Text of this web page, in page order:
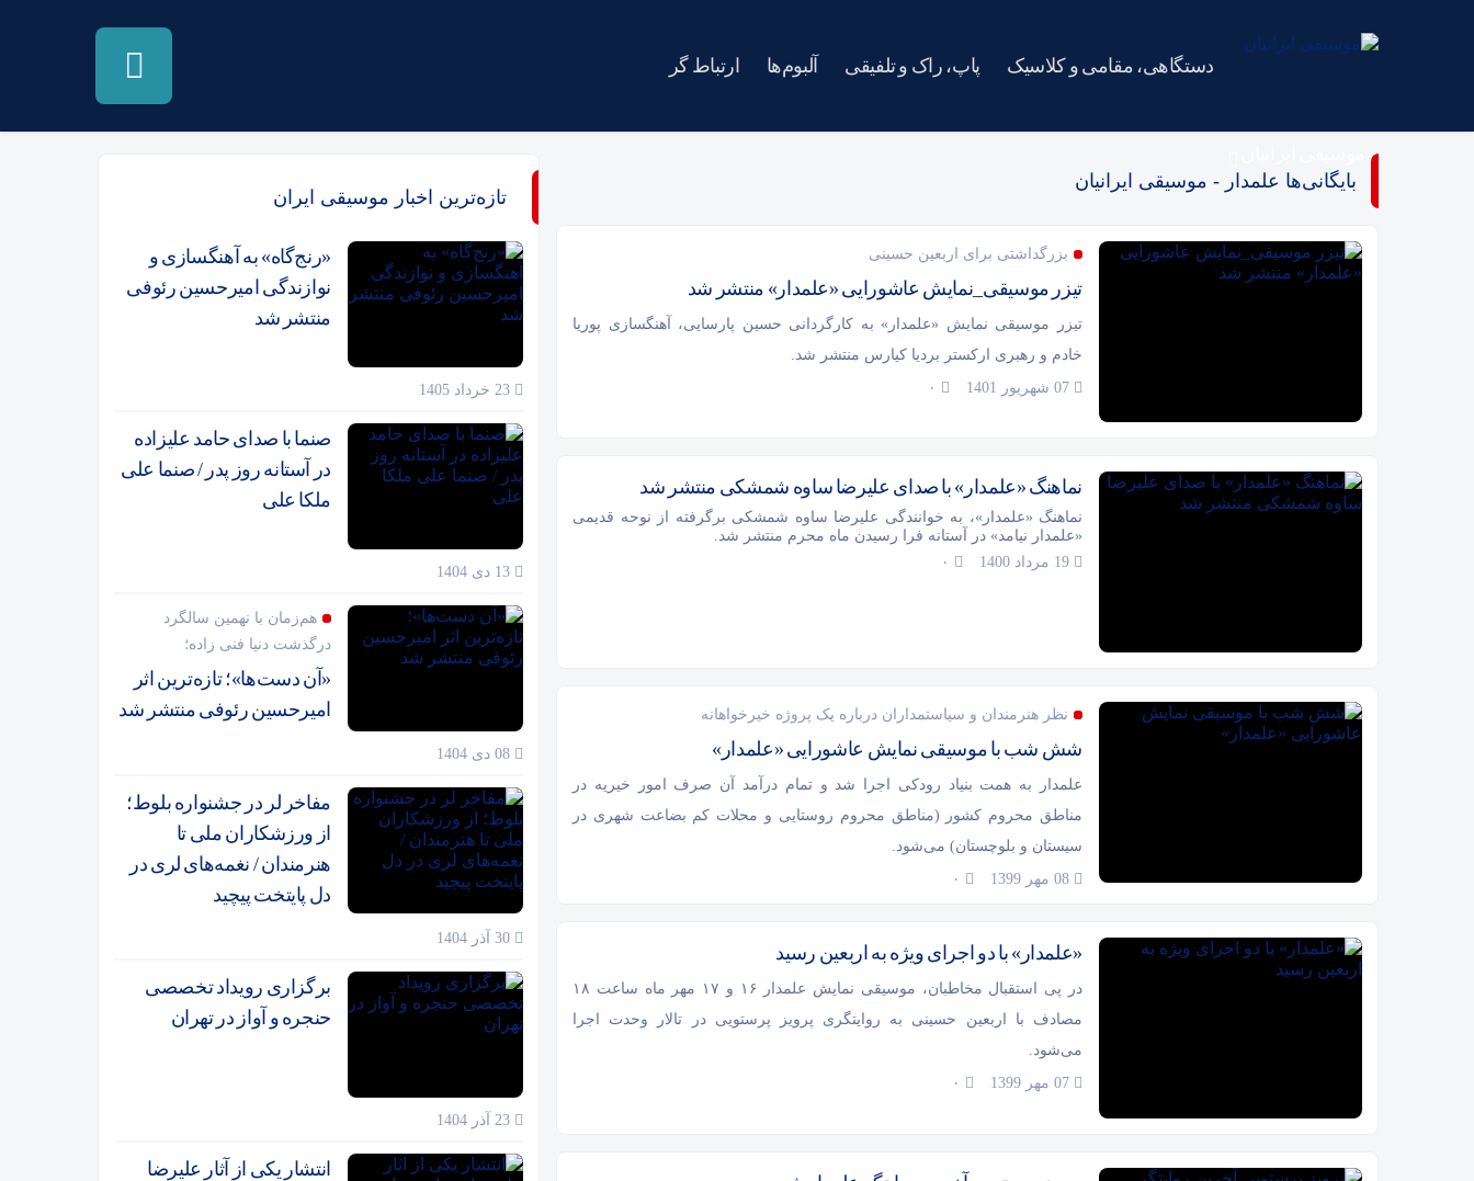
دستگاهی، مقامی و کلاسیک پاپ، راک و تلفیقی آلبوم‌ها ارتباط گر
بایگانی‌ها علمدار - موسیقی ایرانیان
بزرگداشتی برای اربعین حسینی
تیزر موسیقی_نمایش عاشورایی «علمدار» منتشر شد
تیزر موسیقی نمایش «علمدار» به کارگردانی حسین پارسایی، آهنگسازی پوریا
خادم و رهبری ارکستر بردیا کیارس منتشر شد.
۰
نماهنگ «علمدار» با صدای علیرضا ساوه شمشکی منتشر شد
نماهنگ «علمدار»، به خوانندگی علیرضا ساوه شمشکی برگرفته از نوحه قدیمی
«علمدار نیامد» در آستانه فرا رسیدن ماه محرم منتشر شد.
۰
نظر هنرمندان و سیاستمداران درباره یک پروژه خیرخواهانه
شش شب با موسیقی نمایش عاشورایی «علمدار»
علمدار به همت بنیاد رودکی اجرا شد و تمام درآمد آن صرف امور خیریه در
مناطق محروم کشور (مناطق محروم روستایی و محلات کم بضاعت شهری در
سیستان و بلوچستان) می‌شود.
۰
«علمدار» با دو اجرای ویژه به اربعین رسید
در پی استقبال مخاطبان، موسیقی نمایش علمدار ۱۶ و ۱۷ مهر ماه ساعت ۱۸
مصادف با اربعین حسینی به روایتگری پرویز پرستویی در تالار وحدت اجرا
می‌شود.
۰
تازه‌ترین اخبار موسیقی ایران
«رنج‌گاه» به آهنگسازی و
نوازندگی امیرحسین رئوفی
منتشر شد
صنما با صدای حامد علیزاده
در آستانه روز پدر / صنما علی
ملکا علی
هم‌زمان با نهمین سالگرد
درگذشت دنیا فنی زاده؛
«آن دست‌ها»؛ تازه‌ترین اثر
امیرحسین رئوفی منتشر شد
مفاخر لر در جشنواره بلوط؛
از ورزشکاران ملی تا
هنرمندان / نغمه‌های لری در
دل پایتخت پیچید
برگزاری رویداد تخصصی
حنجره و آواز در تهران
انتشار یکی از آثار علیرضا